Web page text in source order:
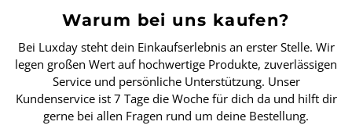
Warum bei uns kaufen?
Bei Luxday steht dein Einkaufserlebnis an erster Stelle. Wir
legen großen Wert auf hochwertige Produkte, zuverlässigen
Service und persönliche Unterstützung. Unser
Kundenservice ist 7 Tage die Woche für dich da und hilft dir
gerne bei allen Fragen rund um deine Bestellung.